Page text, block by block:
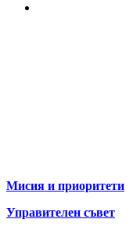
Мисия и приоритети
Управителен съвет